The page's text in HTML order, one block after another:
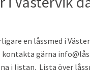
en låssmed i
gärna
i listan. Lista över